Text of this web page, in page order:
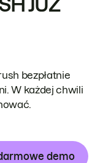
JUŻ
bezpłatnie
W każdej chwili
demo